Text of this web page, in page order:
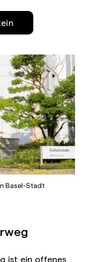
Basel-Stadt
ist ein offenes